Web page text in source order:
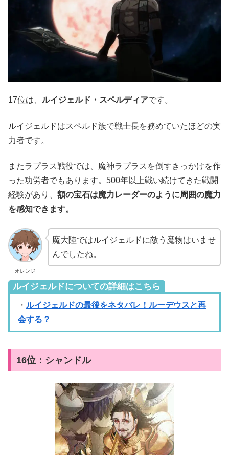
17位は、 ルイジェルド・スペルディアです。
ルイジェルドはスペルド族で戦士長を務めていたほどの実
力者です。
またラプラス戦役では、魔神ラプラスを倒すきっかけを作
った功労者でもあります。500年以上戦い続けてきた戦闘
経験があり、 額の宝石は魔力レーダーのように周囲の魔力
を感知できます。
オレンジ
魔大陸ではルイジェルドに敵う魔物はいませ
んでしたね。
ルイジェルドについての詳細はこちら
・ ルイジェルドの最後をネタバレ！ルーデウスと再
会する？
16位：シャンドル